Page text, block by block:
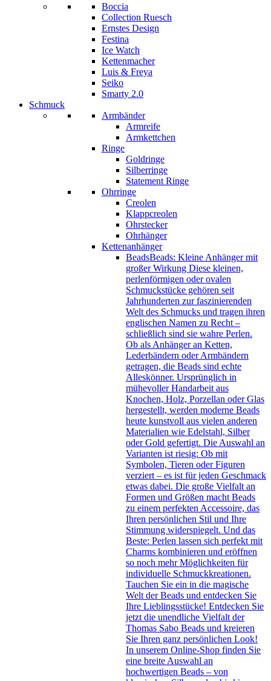
Boccia
Collection Ruesch
Ernstes Design
Festina
Ice Watch
Kettenmacher
Luis & Freya
Seiko
Smarty 2.0
Schmuck
Armbänder
Armreife
Armkettchen
Ringe
Goldringe
Silberringe
Statement Ringe
Ohrringe
Creolen
Klappcreolen
Ohrstecker
Ohrhänger
Kettenanhänger
BeadsBeads: Kleine Anhänger mit
großer Wirkung Diese kleinen,
perlenförmigen oder ovalen
Schmuckstücke gehören seit
Jahrhunderten zur faszinierenden
Welt des Schmucks und tragen ihren
englischen Namen zu Recht –
schließlich sind sie wahre Perlen.
Ob als Anhänger an Ketten,
Lederbändern oder Armbändern
getragen, die Beads sind echte
Alleskönner. Ursprünglich in
mühevoller Handarbeit aus
Knochen, Holz, Porzellan oder Glas
hergestellt, werden moderne Beads
heute kunstvoll aus vielen anderen
Materialien wie Edelstahl, Silber
oder Gold gefertigt. Die Auswahl an
Varianten ist riesig: Ob mit
Symbolen, Tieren oder Figuren
verziert – es ist für jeden Geschmack
etwas dabei. Die große Vielfalt an
Formen und Größen macht Beads
zu einem perfekten Accessoire, das
Ihren persönlichen Stil und Ihre
Stimmung widerspiegelt. Und das
Beste: Perlen lassen sich perfekt mit
Charms kombinieren und eröffnen
so noch mehr Möglichkeiten für
individuelle Schmuckkreationen.
Tauchen Sie ein in die magische
Welt der Beads und entdecken Sie
Ihre Lieblingsstücke! Entdecken Sie
jetzt die unendliche Vielfalt der
Thomas Sabo Beads und kreieren
Sie Ihren ganz persönlichen Look!
In unserem Online-Shop finden Sie
eine breite Auswahl an
hochwertigen Beads – von